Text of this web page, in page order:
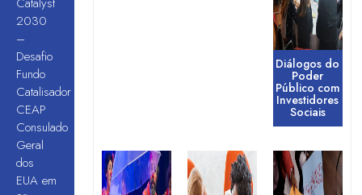
2030
–
Desafio
Fundo
Catalisador
CEAP
Consulado
Geral
dos
EUA em
Diálogos do
Poder
Público com
Investidores
Sociais